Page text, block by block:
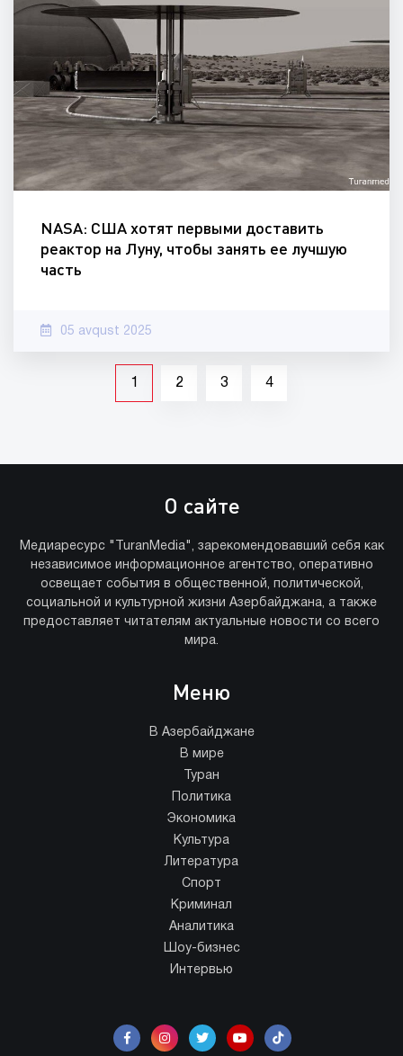
NASA: США хотят первыми доставить
реактор на Луну, чтобы занять ее лучшую
часть
05 avqust 2025
1 2 3 4
О сайте
Медиаресурс "TuranMedia", зарекомендовавший себя как
независимое информационное агентство, оперативно
освещает события в общественной, политической,
социальной и культурной жизни Азербайджана, а также
предоставляет читателям актуальные новости со всего
мира.
Меню
В Азербайджане
В мире
Туран
Политика
Экономика
Культура
Литература
Спорт
Криминал
Аналитика
Шоу-бизнес
Интервью